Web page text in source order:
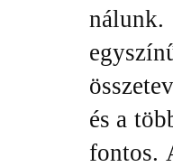
és a
fontos.